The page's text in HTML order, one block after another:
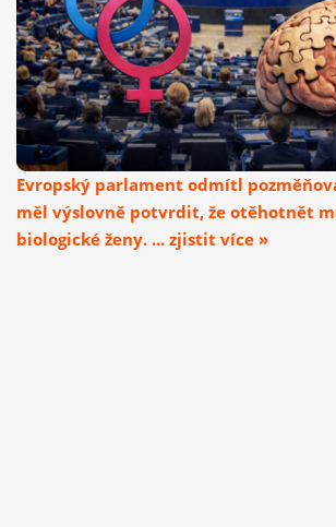
Evropský parlament odmítl
měl výslovně potvrdit, že otěhotnět
biologické ženy. ... zjistit více »